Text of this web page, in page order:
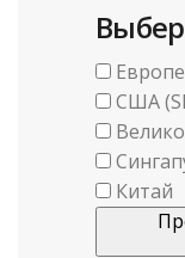
США
Китай